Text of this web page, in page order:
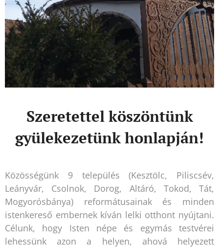
Szeretettel köszöntünk
gyülekezetünk honlapján!
Közösségünk 9 település (Kesztölc, Piliscsév,
Leányvár, Csolnok, Dorog, Altáró, Tokod, Tát,
Mogyorósbánya) reformátusainak és minden
istenkereső embernek kíván lelki otthont nyújtani.
Célunk, hogy Isten népe és egymás testvérei
lehessünk azon a helyen, ahová helyezett